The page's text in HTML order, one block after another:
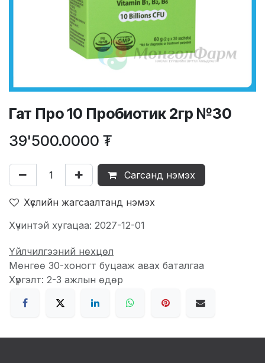
Гат Про 10 Пробиотик 2гр №30
39'500.0000 ₮
Сагсанд нэмэх
Хүслийн жагсаалтанд нэмэх
Хүчинтэй хугацаа: 2027-12-01
Үйлчилгээний нөхцөл
Мөнгөө 30-хоногт буцааж авах баталгаа
Хүргэлт: 2-3 ажлын өдөр